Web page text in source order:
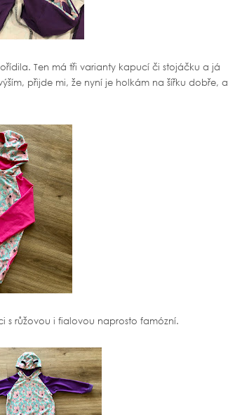
Ten má tři varianty kapucí či stojáčku a já
přijde mi, že nyní je holkám na šířku dobře,
s růžovou i fialovou naprosto famózní.